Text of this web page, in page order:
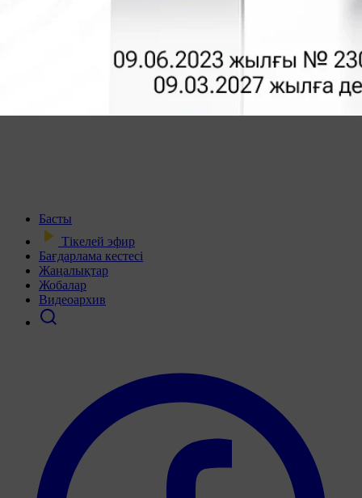
Басты
Тікелей эфир
Бағдарлама кестесі
Жаңалықтар
Жобалар
Видеоархив